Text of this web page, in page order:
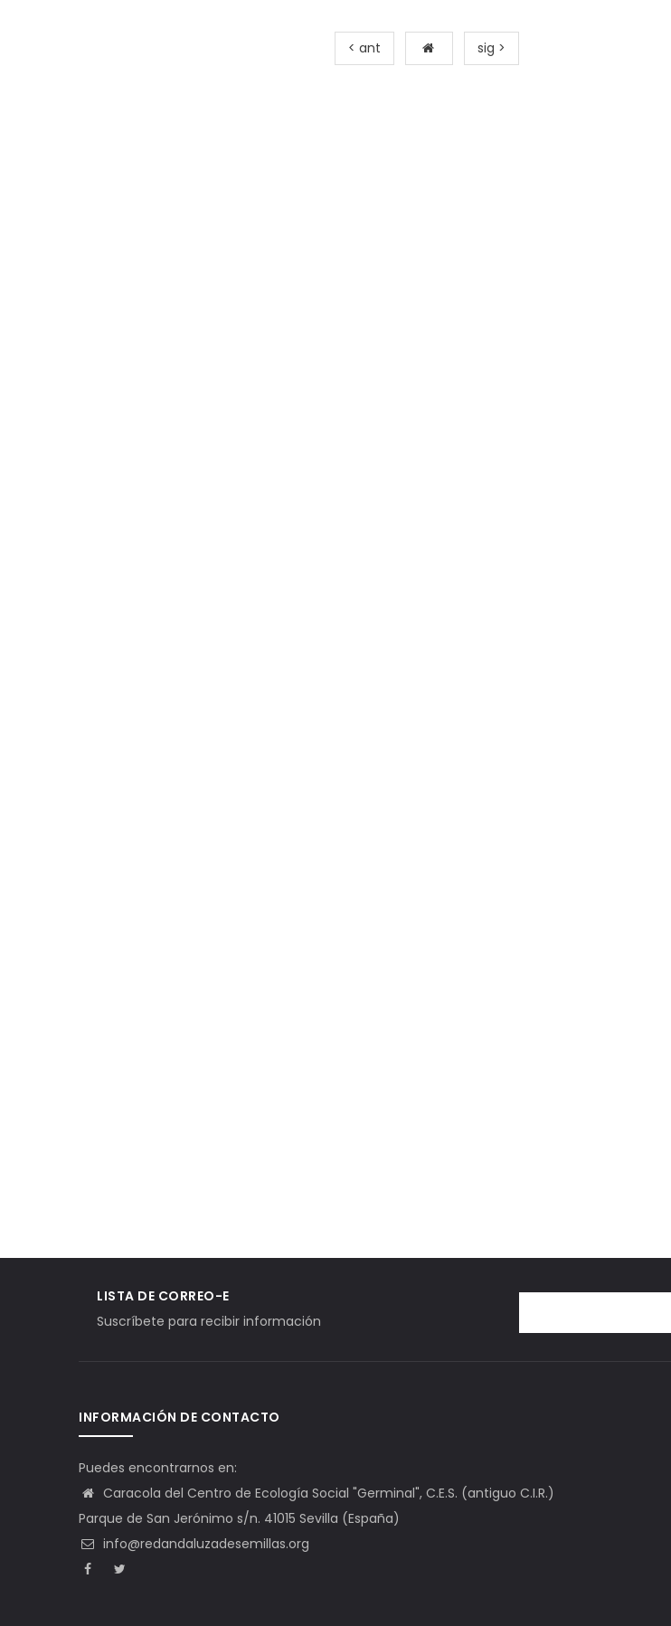
< ant sig >
LISTA DE CORREO-E
Suscríbete para recibir información
INFORMACIÓN DE CONTACTO
Puedes encontrarnos en:
Caracola del Centro de Ecología Social "Germinal", C.E.S. (antiguo C.I.R.)
Parque de San Jerónimo s/n. 41015 Sevilla (España)
info@redandaluzadesemillas.org